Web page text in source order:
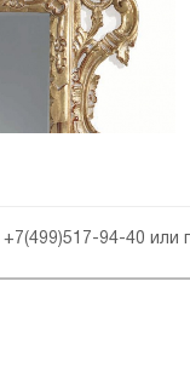
+7(499)517-94-40 или